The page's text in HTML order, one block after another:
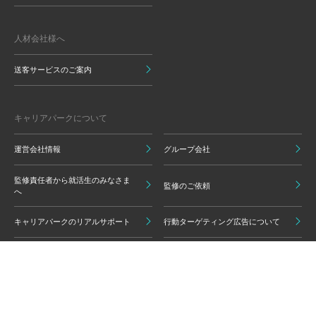
人材会社様へ
送客サービスのご案内
キャリアパークについて
運営会社情報 グループ会社
監修責任者から就活生のみなさま
へ
監修のご依頼
キャリアパークのリアルサポート 行動ターゲティング広告について